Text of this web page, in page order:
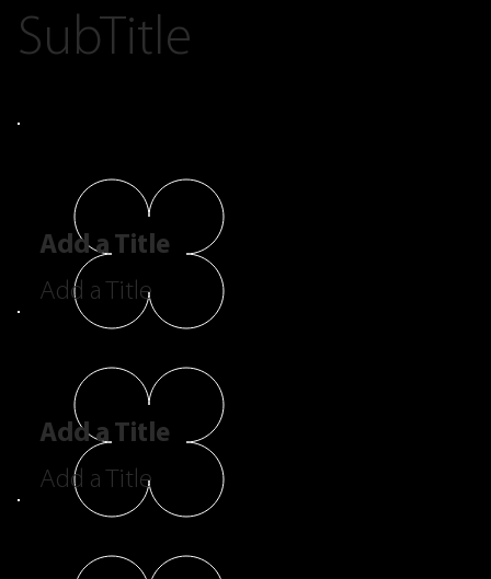
SubTitle
Add a Title
Add a Title
Add a Title
Add a Title